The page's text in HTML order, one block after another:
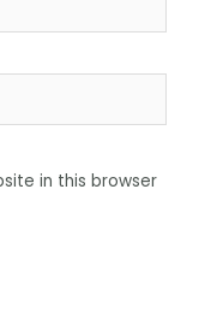
in this browser